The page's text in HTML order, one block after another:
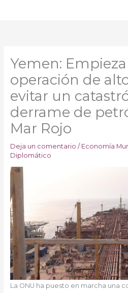
Yemen:
operación de
evitar un
derrame de
Mar Rojo
Deja un comentario / Economía
Diplomático
La ONU ha puesto en marcha una